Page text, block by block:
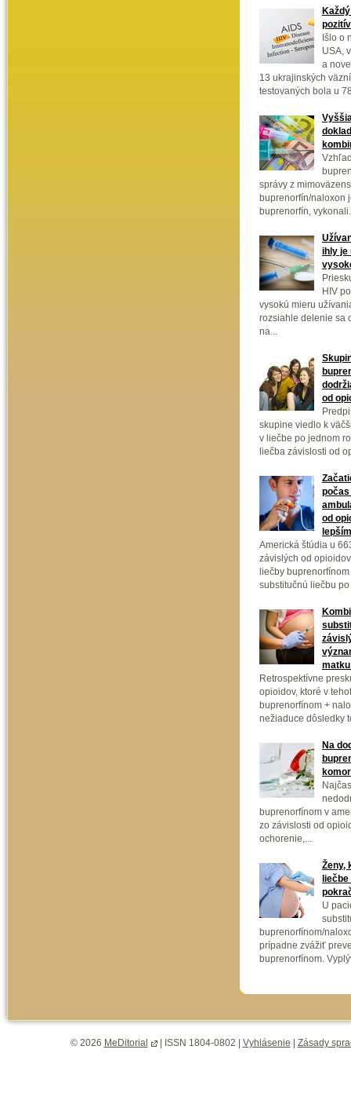
Išlo o
USA,
a
13 ukrajinských
testovaných bola u
správy z
buprenorfín/naloxon
buprenorfín,
ihly je
HIV
vysokú mieru
rozsiahle delenie sa
na...
od
skupine viedlo k
v liečbe po jednom
liečba závislosti od
počas
od
Americká štúdia u
závislých od
liečby
substitučnú liečbu
Retrospektívne
opioidov, ktoré v
buprenorfínom +
nežiaduce dôsledky
Na
buprenorfínom v
zo závislosti od
ochorenie,...
Ženy,
liečbe
U
buprenorfínom/
prípadne zvážiť
buprenorfínom.
© 2026 MeDitorial | ISSN 1804-0802 | Vyhlásenie | Zásady